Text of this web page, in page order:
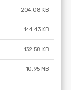
204.08 KB
144.43 KB
132.58 KB
10.95 MB